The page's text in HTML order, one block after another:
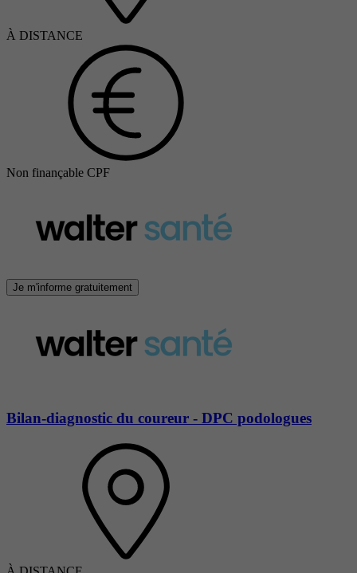
À DISTANCE
Non finançable CPF
Je m'informe gratuitement
Bilan-diagnostic du coureur - DPC podologues